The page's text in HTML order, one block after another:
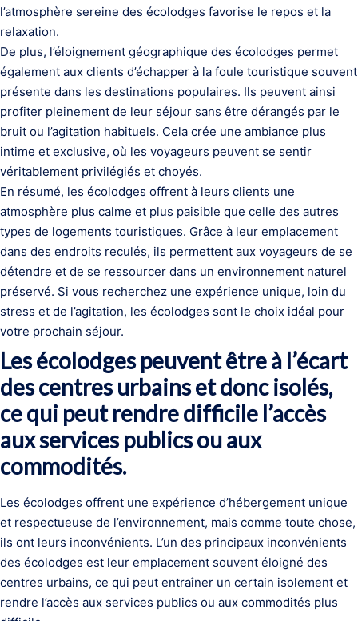
l’atmosphère sereine des écolodges favorise le repos et la
relaxation.
De plus, l’éloignement géographique des écolodges permet
également aux clients d’échapper à la foule touristique souvent
présente dans les destinations populaires. Ils peuvent ainsi
profiter pleinement de leur séjour sans être dérangés par le
bruit ou l’agitation habituels. Cela crée une ambiance plus
intime et exclusive, où les voyageurs peuvent se sentir
véritablement privilégiés et choyés.
En résumé, les écolodges offrent à leurs clients une
atmosphère plus calme et plus paisible que celle des autres
types de logements touristiques. Grâce à leur emplacement
dans des endroits reculés, ils permettent aux voyageurs de se
détendre et de se ressourcer dans un environnement naturel
préservé. Si vous recherchez une expérience unique, loin du
stress et de l’agitation, les écolodges sont le choix idéal pour
votre prochain séjour.
Les écolodges peuvent être à l’écart
des centres urbains et donc isolés,
ce qui peut rendre difficile l’accès
aux services publics ou aux
commodités.
Les écolodges offrent une expérience d’hébergement unique
et respectueuse de l’environnement, mais comme toute chose,
ils ont leurs inconvénients. L’un des principaux inconvénients
des écolodges est leur emplacement souvent éloigné des
centres urbains, ce qui peut entraîner un certain isolement et
rendre l’accès aux services publics ou aux commodités plus